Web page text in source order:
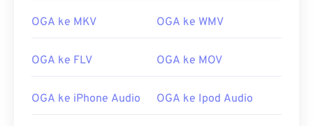
OGA ke MKV OGA ke WMV
OGA ke FLV OGA ke MOV
OGA ke iPhone Audio OGA ke Ipod Audio